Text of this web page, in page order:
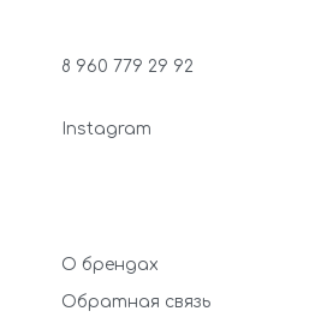
8 960 779 29 92
Instagram
О брендах
Обратная связь